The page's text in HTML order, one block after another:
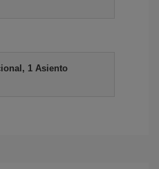
1 Asiento